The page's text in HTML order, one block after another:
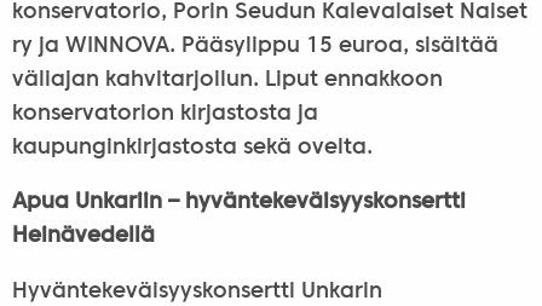
konservatorio, Porin Seudun Kalevalaiset Naiset
ry ja WINNOVA. Pääsylippu 15 euroa, sisältää
väliajan kahvitarjoilun. Liput ennakkoon
konservatorion kirjastosta ja
kaupunginkirjastosta sekä ovelta.
Apua Unkariin – hyväntekeväisyyskonsertti
Heinävedellä
Hyväntekeväisyyskonsertti Unkarin